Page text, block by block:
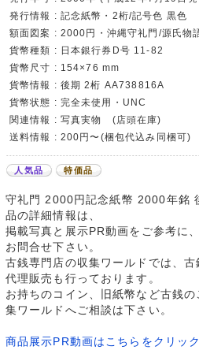
発行情報 : 記念紙幣・2桁/記号色 黒色
額面図案 : 2000円・沖縄守礼門/源氏物
貨幣種類 : 日本銀行券D号 11-82
貨幣尺寸 : 154×76 mm
貨幣情報 : 後期 2桁 AA738816A
貨幣状態 : 完全未使用・UNC
関連情報 : 写真実物 (店頭在庫)
送料情報 : 200円〜(梱包代込み同梱可)
人気品 特価品
守礼門 2000円記念紙幣 2000年銘
品の詳細情報は、
掲載写真と展示PR動画をご参考に
お問合せ下さい。
古銭専門店の収集ワールドでは、古
代理販売も行っております。
お持ちのコイン、旧紙幣など古銭
集ワールドへご相談は下さい。
商品展示PR動画はこちらをクリッ